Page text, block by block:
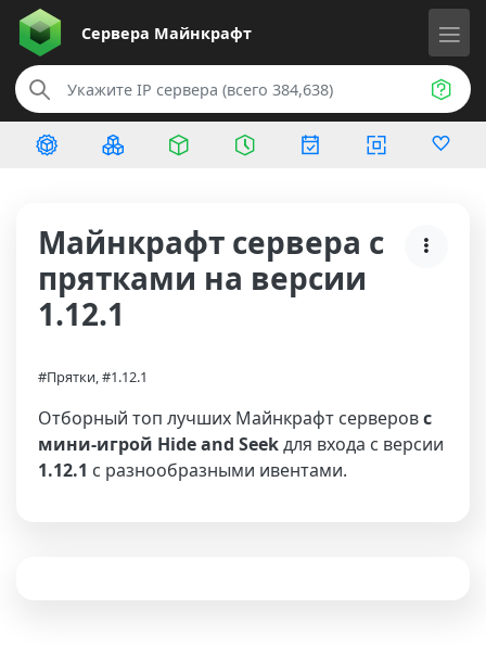
Сервера Майнкрафт
Майнкрафт сервера с
прятками на версии
1.12.1
#Прятки, #1.12.1
Отборный топ лучших Майнкрафт серверовс
мини-игрой Hide and Seekдля входа с версии
1.12.1 с разнообразными ивентами.